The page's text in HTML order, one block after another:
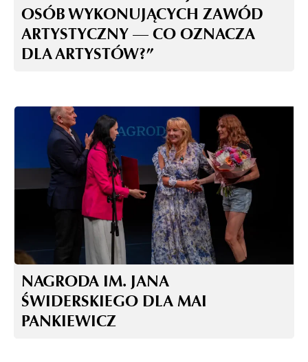
OSÓB WYKONUJĄCYCH ZAWÓD
ARTYSTYCZNY — CO OZNACZA
DLA ARTYSTÓW?”
NAGRODA IM. JANA
ŚWIDERSKIEGO DLA MAI
PANKIEWICZ